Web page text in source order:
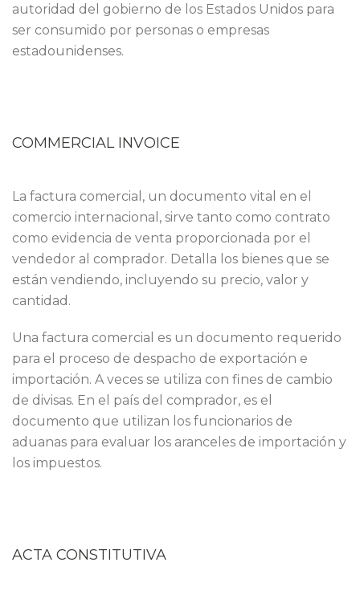
autoridad del gobierno de los Estados Unidos para
ser consumido por personas o empresas
estadounidenses.
COMMERCIAL INVOICE
La factura comercial, un documento vital en el
comercio internacional, sirve tanto como contrato
como evidencia de venta proporcionada por el
vendedor al comprador. Detalla los bienes que se
están vendiendo, incluyendo su precio, valor y
cantidad.
Una factura comercial es un documento requerido
para el proceso de despacho de exportación e
importación. A veces se utiliza con fines de cambio
de divisas. En el país del comprador, es el
documento que utilizan los funcionarios de
aduanas para evaluar los aranceles de importación y
los impuestos.
ACTA CONSTITUTIVA